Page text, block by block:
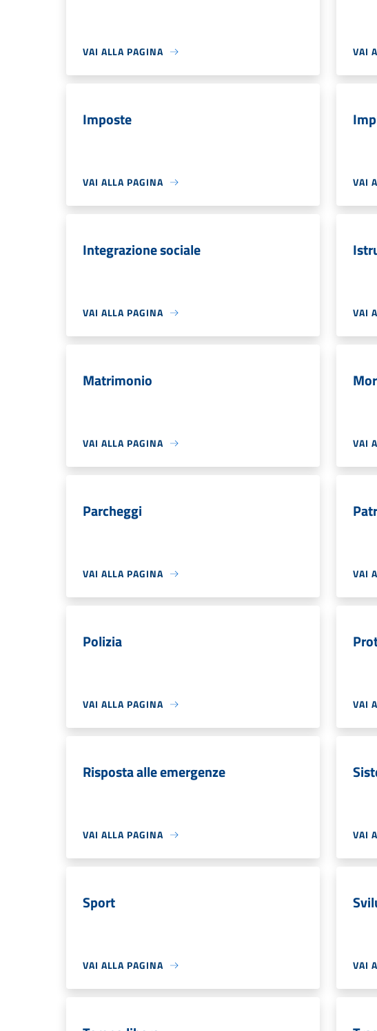
VAI ALLA PAGINA VAI
Imposte
VAI ALLA PAGINA VAI
Integrazione sociale
VAI ALLA PAGINA VAI
Matrimonio
VAI ALLA PAGINA VAI
Parcheggi
VAI ALLA PAGINA VAI
Polizia
VAI ALLA PAGINA VAI
Risposta alle emergenze
VAI ALLA PAGINA VAI
Sport
VAI ALLA PAGINA VAI